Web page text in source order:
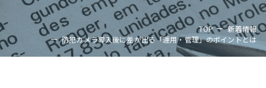
TOP
新着情報
防犯カメラ導入後に差が出る「運用・管理」のポイントとは